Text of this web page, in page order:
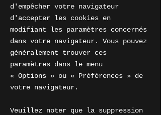
d'empêcher votre navigateur
d'accepter les cookies en
modifiant les paramètres concernés
dans votre navigateur. Vous pouvez
généralement trouver ces
paramètres dans le menu
« Options » ou « Préférences » de
votre navigateur.
Veuillez noter que la suppression